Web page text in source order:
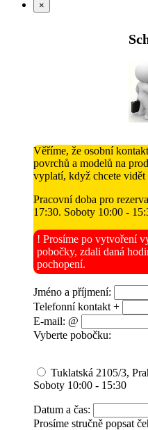
×
Věříme, že osobní
povrchů a modelů na
vyplatí, když chcete
Pracovní doba pro
17:30. Soboty 10:00 -
! Prosíme po vytvoření
pobočky, zdali daná
pochopení.
Jméno a příjmení:
Telefonní kontakt +
E-mail: @
Vyberte pobočku:
Tuklatská 2105/3,
Soboty 10:00 - 15:30
Datum a čas:
Prosíme stručně popsat